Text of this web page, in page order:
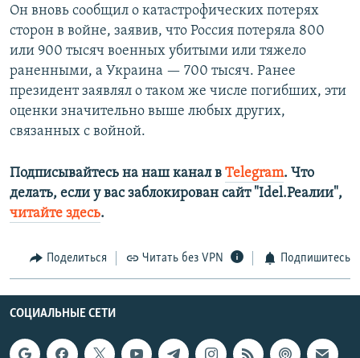
Он вновь сообщил о катастрофических потерях
сторон в войне, заявив, что Россия потеряла 800
или 900 тысяч военных убитыми или тяжело
раненными, а Украина — 700 тысяч. Ранее
президент заявлял о таком же числе погибших, эти
оценки значительно выше любых других,
связанных с войной.
Подписывайтесь на наш канал в Telegram. Что
делать, если у вас заблокирован сайт "Idel.Реалии",
читайте здесь.
Поделиться Читать без VPN Подпишитесь
СОЦИАЛЬНЫЕ СЕТИ